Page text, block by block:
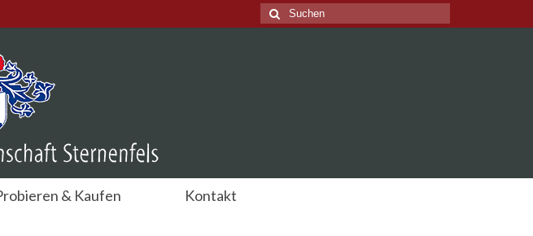
Suche
nach:
& Kaufen Kontakt